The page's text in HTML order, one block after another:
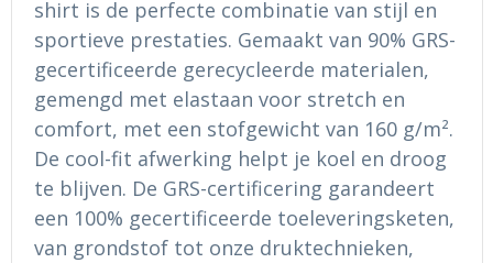
Ondergoed en Sokken
Regenkleding
Gereedschap
Schoenen
Hoofdbescherming
Sokken en Nachtkleding
Regenkleding
Schoenen
Gilets
shirt is de perfecte combinatie van stijl en
sportieve prestaties. Gemaakt van 90% GRS-
gecertificeerde gerecycleerde materialen,
gemengd met elastaan voor stretch en
comfort, met een stofgewicht van 160 g/m².
De cool-fit afwerking helpt je koel en droog
te blijven. De GRS-certificering garandeert
een 100% gecertificeerde toeleveringsketen,
van grondstof tot onze druktechnieken,